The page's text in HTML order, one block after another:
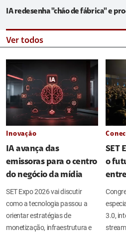
IA redesenha "chão de fábrica" e
Ver todos
Inovação
IA avança das
emissoras para o centro
do negócio da mídia
SET Expo 2026 vai discutir
como a tecnologia passou a
orientar estratégias de
monetização, infraestrutura e
SET
o
3.0,